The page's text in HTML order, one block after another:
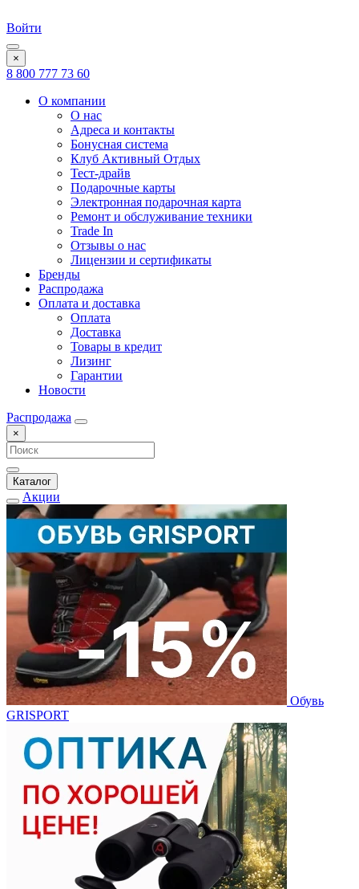
Войти
×
8 800 777 73 60
О компании
О нас
Адреса и контакты
Бонусная система
Клуб Активный Отдых
Тест-драйв
Подарочные карты
Электронная подарочная карта
Ремонт и обслуживание техники
Trade In
Отзывы о нас
Лицензии и сертификаты
Бренды
Распродажа
Оплата и доставка
Оплата
Доставка
Товары в кредит
Лизинг
Гарантии
Новости
Распродажа
×
Каталог
Акции
Обувь
GRISPORT